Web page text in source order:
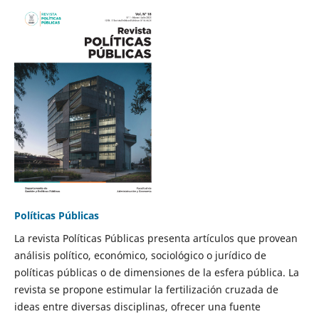
Políticas Públicas
La revista Políticas Públicas presenta artículos que provean
análisis político, económico, sociológico o jurídico de
políticas públicas o de dimensiones de la esfera pública. La
revista se propone estimular la fertilización cruzada de
ideas entre diversas disciplinas, ofrecer una fuente